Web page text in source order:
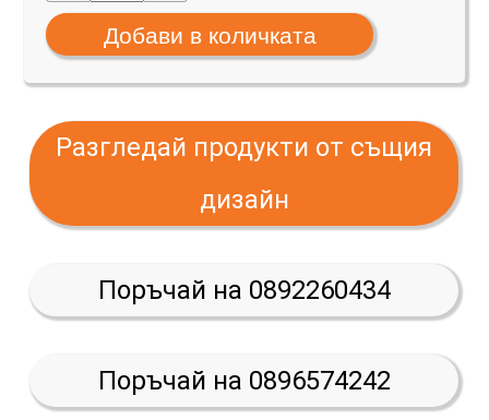
Разгледай продукти от същия
дизайн
Поръчай на 0892260434
Поръчай на 0896574242